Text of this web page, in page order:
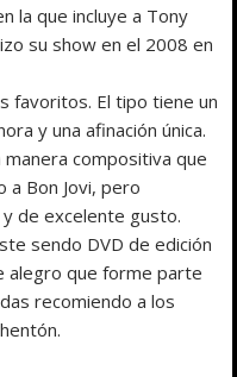
la que incluye a Tony
su show en el 2008 en
favoritos. El tipo tiene un
y una afinación única.
compositiva que
a Bon Jovi, pero
de excelente gusto.
sendo DVD de edición
alegro que forme parte
recomiendo a los